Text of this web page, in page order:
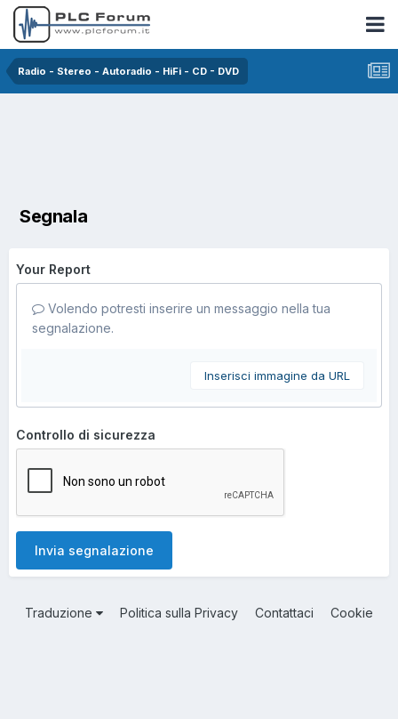
Radio - Stereo - Autoradio - HiFi - CD - DVD
Segnala
Your Report
Volendo potresti inserire un messaggio nella tua
segnalazione.
Inserisci immagine da URL
Controllo di sicurezza
Invia segnalazione
Traduzione Politica sulla Privacy Contattaci Cookie